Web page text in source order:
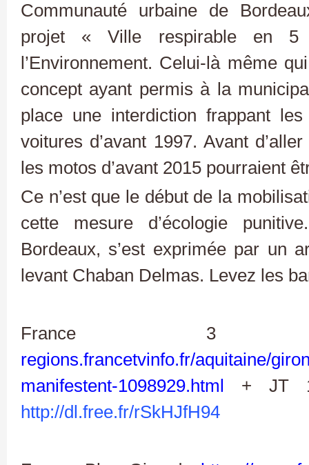
Communauté urbaine de
projet « Ville respirable en
l’Environnement. Celui-là même
concept ayant permis à la
place une interdiction frappant
voitures d’avant 1997. Avant
les motos d’avant 2015 pourraient
Ce n’est que le début de la
cette mesure d’écologie
Bordeaux, s’est exprimée par un
levant Chaban Delmas. Levez les
France 3
regions.francetvinfo.fr/aquitaine/
manifestent-1098929.html
+ JT
http://dl.free.fr/rSkHJfH94